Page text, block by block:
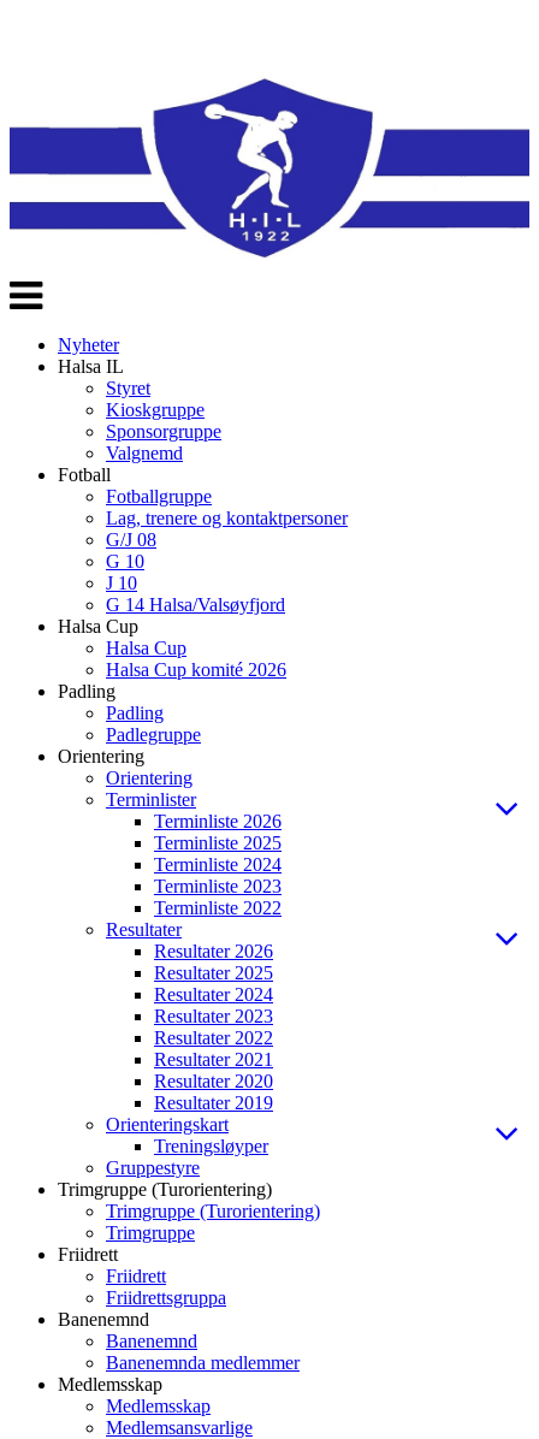
Veksle
navigasjon
Nyheter
Halsa IL
Styret
Kioskgruppe
Sponsorgruppe
Valgnemd
Fotball
Fotballgruppe
Lag, trenere og kontaktpersoner
G/J 08
G 10
J 10
G 14 Halsa/Valsøyfjord
Halsa Cup
Halsa Cup
Halsa Cup komité 2026
Padling
Padling
Padlegruppe
Orientering
Orientering
Terminlister
Terminliste 2026
Terminliste 2025
Terminliste 2024
Terminliste 2023
Terminliste 2022
Resultater
Resultater 2026
Resultater 2025
Resultater 2024
Resultater 2023
Resultater 2022
Resultater 2021
Resultater 2020
Resultater 2019
Orienteringskart
Treningsløyper
Gruppestyre
Trimgruppe (Turorientering)
Trimgruppe (Turorientering)
Trimgruppe
Friidrett
Friidrett
Friidrettsgruppa
Banenemnd
Banenemnd
Banenemnda medlemmer
Medlemsskap
Medlemsskap
Medlemsansvarlige